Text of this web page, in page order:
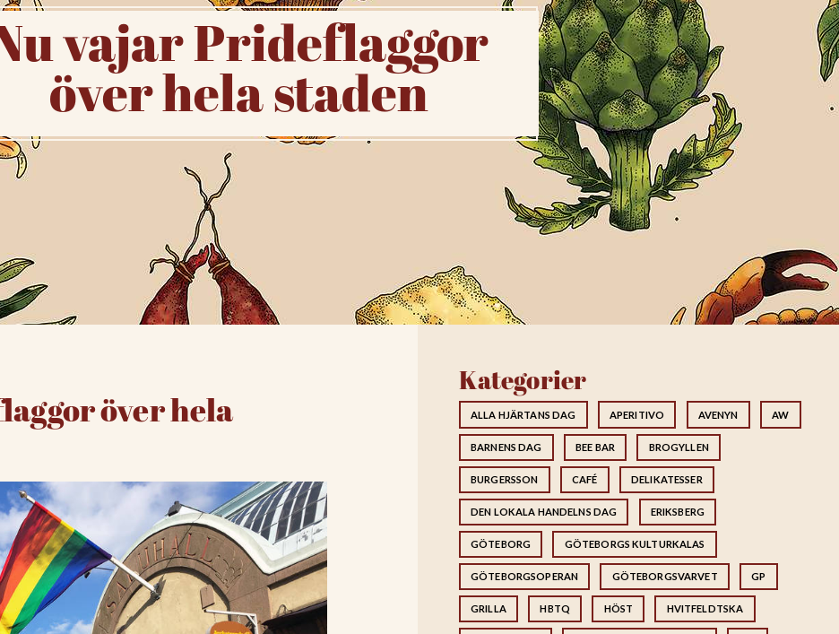
vajar Prideflaggor
över hela staden
över hela
Kategorier
ALLA HJÄRTANS DAG APERITIVO AVENYN AW
BARNENS DAG BEE BAR BROGYLLEN
BURGERSSON CAFÉ DELIKATESSER
DEN LOKALA HANDELNS DAG ERIKSBERG
GÖTEBORG GÖTEBORGS KULTURKALAS
GÖTEBORGSOPERAN GÖTEBORGSVARVET GP
GRILLA HBTQ HÖST HVITFELDTSKA